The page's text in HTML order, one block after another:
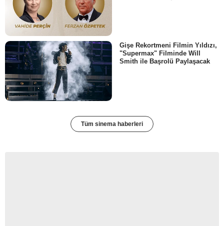
Gişe Rekortmeni Filmin Yıldızı,
"Supermax" Filminde Will
Smith ile Başrolü Paylaşacak
Tüm sinema haberleri